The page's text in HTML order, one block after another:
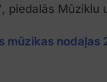
, piedalās Mūziklu
mūzikas nodaļas